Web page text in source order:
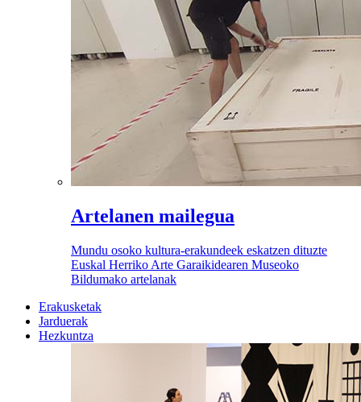
Artelanen mailegua
Mundu osoko kultura-erakundeek eskatzen dituzte
Euskal Herriko Arte Garaikidearen Museoko
Bildumako artelanak
Erakusketak
Jarduerak
Hezkuntza